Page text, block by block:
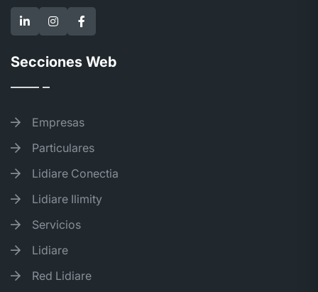
Secciones Web
Empresas
Particulares
Lidiare Conectia
Lidiare Ilimity
Servicios
Lidiare
Red Lidiare